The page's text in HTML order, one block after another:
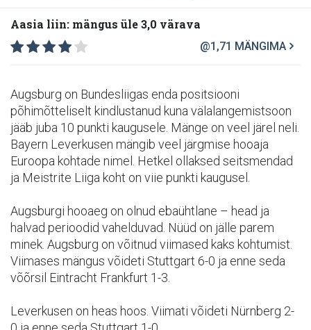
Aasia liin: mängus üle 3,0 värava
@1,71 MÄNGIMA
Augsburg on Bundesliigas enda positsiooni
põhimõtteliselt kindlustanud kuna välalangemistsoon
jääb juba 10 punkti kaugusele. Mänge on veel järel neli.
Bayern Leverkusen mängib veel järgmise hooaja
Euroopa kohtade nimel. Hetkel ollaksed seitsmendad
ja Meistrite Liiga koht on viie punkti kaugusel.
Augsburgi hooaeg on olnud ebaühtlane – head ja
halvad perioodid vahelduvad. Nüüd on jälle parem
minek. Augsburg on võitnud viimased kaks kohtumist.
Viimases mängus võideti Stuttgart 6-0 ja enne seda
võõrsil Eintracht Frankfurt 1-3.
Leverkusen on heas hoos. Viimati võideti Nürnberg 2-